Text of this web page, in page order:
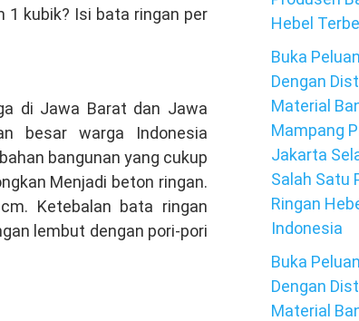
1 kubik? Isi bata ringan per
di Jawa Barat dan Jawa
besar warga Indonesia
bangunan yang cukup
Menjadi beton ringan.
Ketebalan bata ringan
lembut dengan pori-pori
Hebel
Buka
Dengan
Material
Mampang
Jakarta
Salah Satu
Ringan
Indonesia
Buka
Dengan
Material